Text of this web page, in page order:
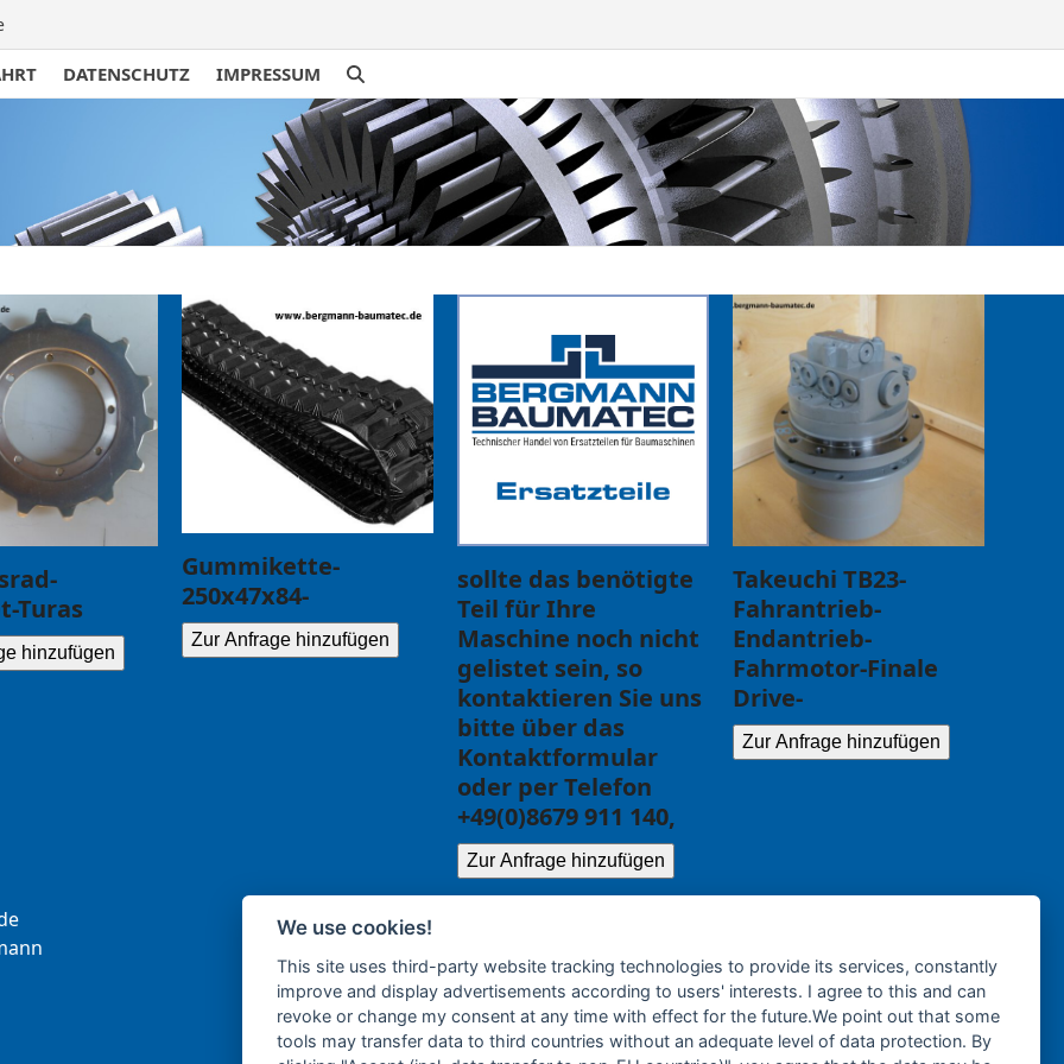
DATENSCHUTZ IMPRESSUM
Turas
hinzufügen
Gummikette-
250x47x84-
Zur Anfrage hinzufügen
sollte das benötigte
Teil für Ihre
Maschine noch nicht
gelistet sein, so
kontaktieren Sie uns
bitte über das
Kontaktformular
oder per Telefon
+49(0)8679 911 140,
Zur Anfrage hinzufügen
Takeuchi TB23-
Fahrantrieb-
Endantrieb-
Fahrmotor-Finale
Drive-
Zur Anfrage hinzufügen
nna
We use cookies!
This site uses third-party website tracking technologies to provide its services, constantly
improve and display advertisements according to users' interests. I agree to this and can
revoke or change my consent at any time with effect for the future.We point out that some
tools may transfer data to third countries without an adequate level of data protection. By